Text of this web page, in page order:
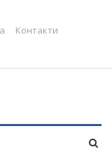
Контакти